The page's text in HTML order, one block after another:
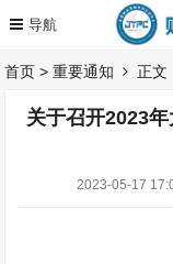
首页 >重要通知 正文
关于召开2023
2023-05-17